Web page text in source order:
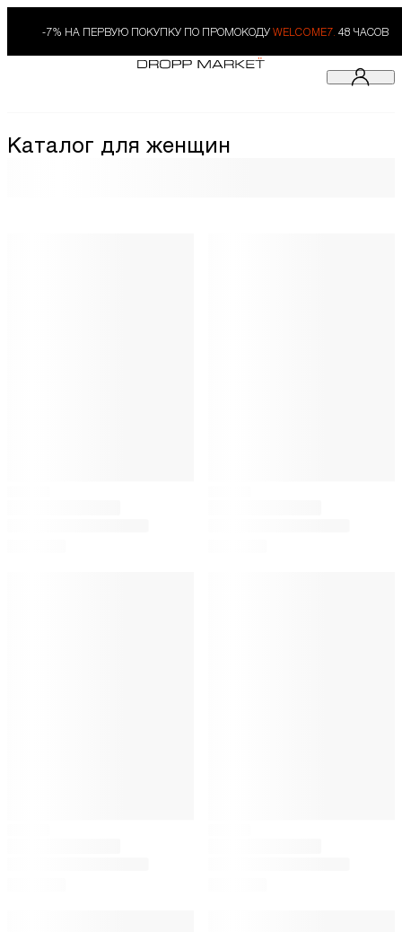
-7% НА ПЕРВУЮ ПОКУПКУ ПО ПРОМОКОДУ WELCOME7. 48 ЧАСОВ
Каталог для женщин